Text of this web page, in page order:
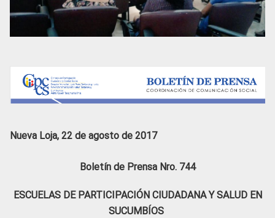
Nueva Loja, 22 de agosto de 2017
Boletín de Prensa Nro. 744
ESCUELAS DE PARTICIPACIÓN CIUDADANA Y SALUD EN
SUCUMBÍOS